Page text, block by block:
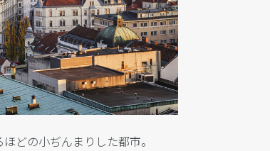
どの小ぢんまりした都市。